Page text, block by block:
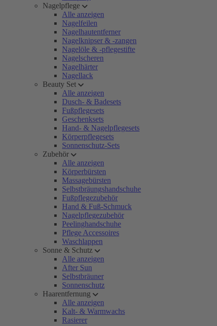
Nagelpflege
Alle anzeigen
Nagelfeilen
Nagelhautentferner
Nagelknipser & -zangen
Nagelöle & -pflegestifte
Nagelscheren
Nagelhärter
Nagellack
Beauty Set
Alle anzeigen
Dusch- & Badesets
Fußpflegesets
Geschenksets
Hand- & Nagelpflegesets
Körperpflegesets
Sonnenschutz-Sets
Zubehör
Alle anzeigen
Körperbürsten
Massagebürsten
Selbstbräungshandschuhe
Fußpflegezubehör
Hand & Fuß-Schmuck
Nagelpflegezubehör
Peelinghandschuhe
Pflege Accessoires
Waschlappen
Sonne & Schutz
Alle anzeigen
After Sun
Selbstbräuner
Sonnenschutz
Haarentfernung
Alle anzeigen
Kalt- & Warmwachs
Rasierer